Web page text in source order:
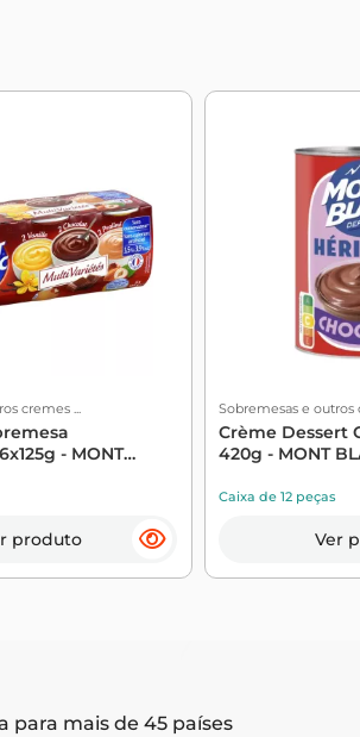
cremes ...
- MONT
produto
Sobremesas e outros
Crème Dessert
420g - MONT
Caixa de 12 peças
Ver
para mais de 45 países